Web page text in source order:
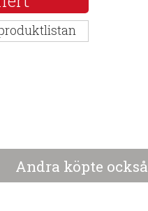
Andra köpte också